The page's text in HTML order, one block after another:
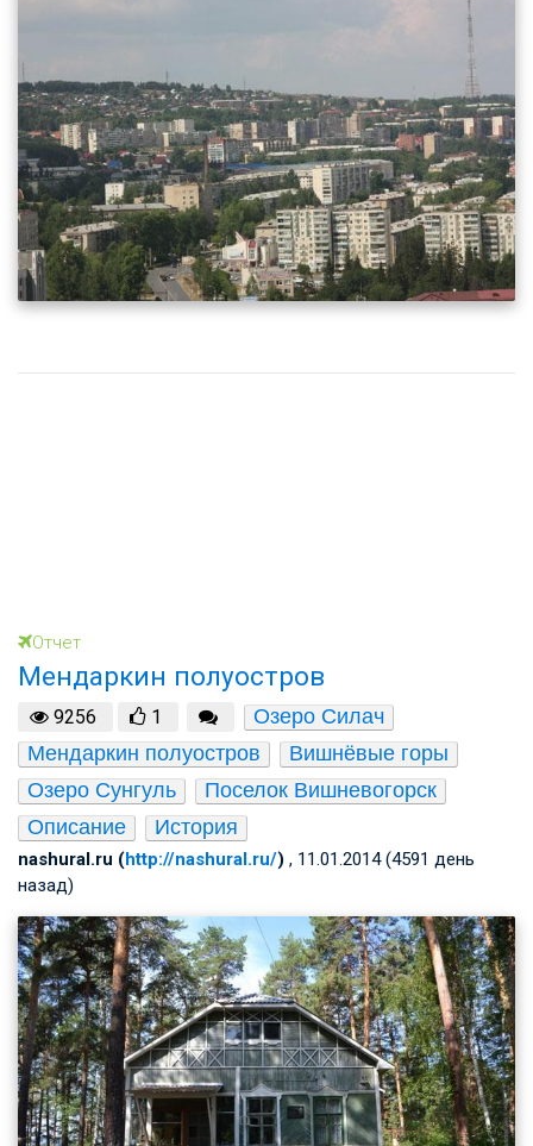
Отчет
Мендаркин полуостров
9256 1
Озеро Силач
Мендаркин полуостров
Вишнёвые горы
Озеро Сунгуль
Поселок Вишневогорск
Описание
История
nashural.ru (http://nashural.ru/) , 11.01.2014 (4591 день
назад)